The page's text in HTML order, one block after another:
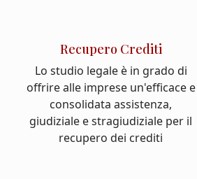
Recupero Crediti
Lo studio legale è in grado di
offrire alle imprese un'efficace e
consolidata assistenza,
giudiziale e stragiudiziale per il
recupero dei crediti